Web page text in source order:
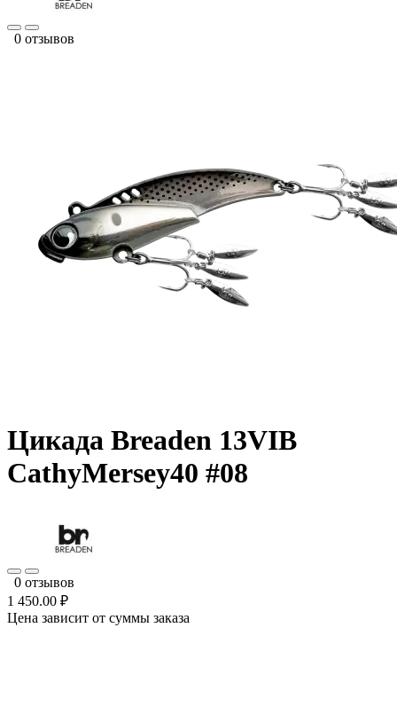
0 отзывов
Цикада Breaden 13VIB
CathyMersey40 #08
0 отзывов
1 450.00 ₽
Цена зависит от суммы заказа